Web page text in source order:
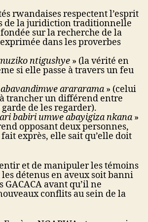
rwandaises respectent l’esprit
de la juridiction traditionnelle
sur la recherche de la
dans les proverbes
ntigushye » (la vérité en
si elle passe à travers un feu
arararama » (celui
trancher un différend entre
de les regarder).
babiri umwe abayigiza nkana »
opposant deux personnes,
fait exprès, elle sait qu’elle doit
et de manipuler les témoins
détenus en aveux soit banni
avant qu’il ne
conflits au sein de la